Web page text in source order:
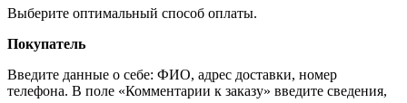
Выберите оптимальный способ оплаты.
Покупатель
Введите данные о себе: ФИО, адрес доставки, номер
телефона. В поле «Комментарии к заказу» введите сведения,